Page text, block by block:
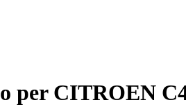
per CITROEN